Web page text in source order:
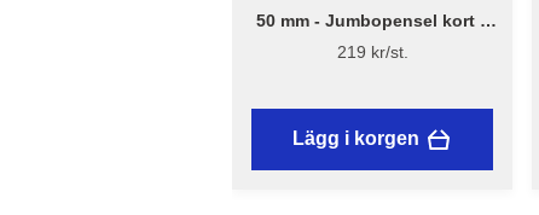
50 mm - Jumbopensel kort –
Flügger Excellence
219 kr/st.
Lägg i korgen